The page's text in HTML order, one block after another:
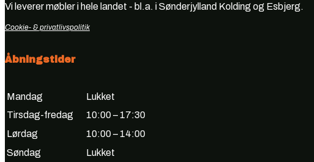
Vi leverer møbler i hele landet - bl.a. i Sønderjylland Kolding og Esbjerg.
Cookie- & privatlivspolitik
Åbningstider
Mandag
Lukket
Tirsdag-fredag
10:00 – 17:30
Lørdag
10:00 – 14:00
Søndag
Lukket